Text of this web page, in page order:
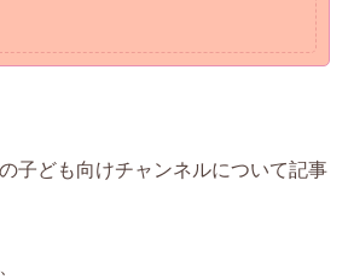
の子ども向けチャンネルについて記事